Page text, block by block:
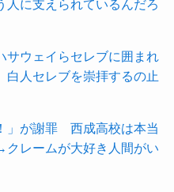
人に支えられているんだろ
サウェイらセレブに囲まれ
人セレブを崇拝するの止
」が謝罪 西成高校は本当
レームが大好き人間がい